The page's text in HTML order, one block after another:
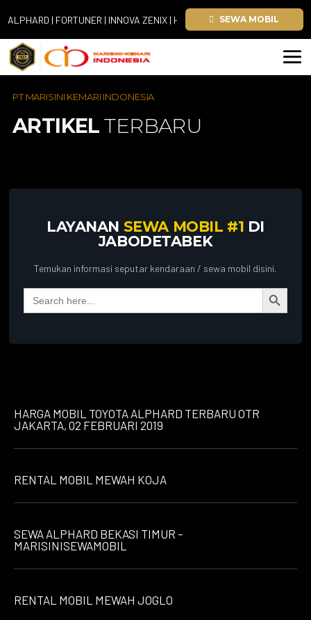
| FORTUNER | INNOVA ZENIX | HIACE SEWA MOBIL
PT MARISINI KEMARI INDONESIA
ARTIKEL TERBARU
LAYANAN SEWA MOBIL #1 DI
JABODETABEK
Temukan informasi seputar kendaraan / sewa mobil disini.
Search
for:
Search Button
HARGA MOBIL TOYOTA ALPHARD TERBARU OTR
JAKARTA, 02 FEBRUARI 2019
RENTAL MOBIL MEWAH KOJA
SEWA ALPHARD BEKASI TIMUR –
MARISINISEWAMOBIL
RENTAL MOBIL MEWAH JOGLO